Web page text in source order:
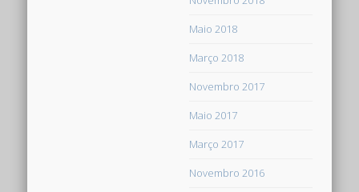
Maio 2018
Março 2018
Novembro 2017
Maio 2017
Março 2017
Novembro 2016